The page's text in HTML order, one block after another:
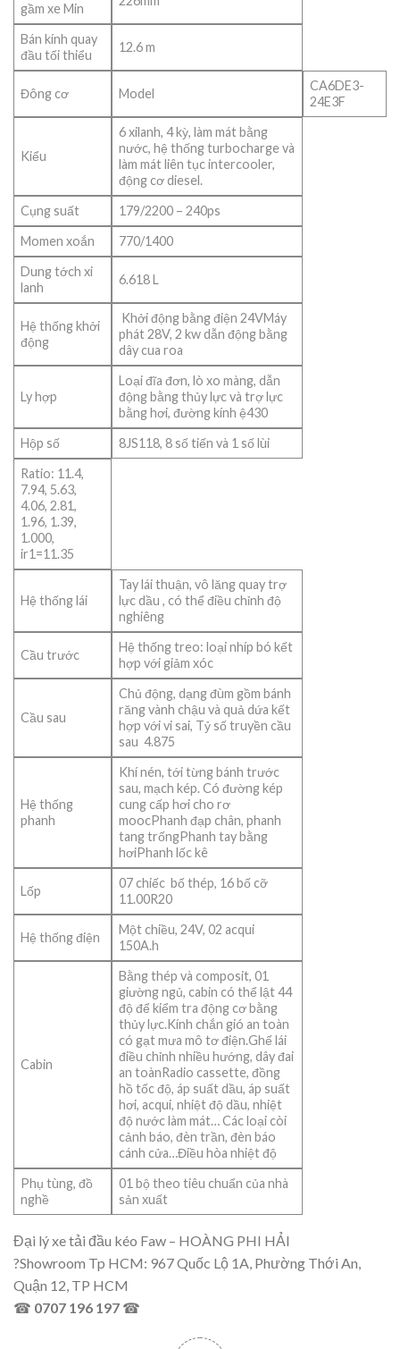
gầm xe Min
Bán kính quay
đầu tối thiểu
12.6 m
Đông cơ Model
CA6DE3-
24E3F
Kiểu
6 xilanh, 4 kỳ, làm mát bằng
nước, hệ thống turbocharge và
làm mát liên tục intercooler,
động cơ diesel.
Cụng suất
179/2200 – 240ps
Momen xoắn
770/1400
Dung tớch xi
lanh
6.618 L
Hệ thống khởi
động
Khởi động bằng điện 24VMáy
phát 28V, 2 kw dẫn động bằng
dây cua roa
Ly hợp
Loại đĩa đơn, lò xo màng, dẫn
động bằng thủy lực và trợ lực
bằng hơi, đường kính ệ430
Hộp số
8JS118, 8 số tiến và 1 số lùi
Ratio: 11.4,
7.94, 5.63,
4.06, 2.81,
1.96, 1.39,
1.000,
ir1=11.35
Hệ thống lái
Tay lái thuận, vô lăng quay trợ
lực dầu , có thể điều chỉnh độ
nghiêng
Cầu trước
Hệ thống treo: loại nhíp bó kết
hợp với giảm xóc
Cầu sau
Chủ động, dạng đùm gồm bánh
răng vành chậu và quả dứa kết
hợp với vi sai, Tỷ số truyền cầu
sau 4.875
Hệ thống
phanh
Khí nén, tới từng bánh trước
sau, mạch kép. Có đường kép
cung cấp hơi cho rơ
moocPhanh đạp chân, phanh
tang trốngPhanh tay bằng
hơiPhanh lốc kê
Lốp
07 chiếc bố thép, 16 bố cỡ
11.00R20
Hệ thống điện
Một chiều, 24V, 02 acqui
150A.h
Cabin
Bằng thép và composit, 01
giường ngủ, cabin có thể lật 44
độ để kiểm tra động cơ bằng
thủy lực.Kính chắn gió an toàn
có gạt mưa mô tơ điện.Ghế lái
điều chỉnh nhiều hướng, dây đai
an toànRadio cassette, đồng
hồ tốc độ, áp suất dầu, áp suất
hơi, acqui, nhiệt độ dầu, nhiệt
độ nước làm mát… Các loại còi
cảnh báo, đèn trần, đèn báo
cánh cửa…Điều hòa nhiệt độ
Phụ tùng, đồ
nghề
01 bộ theo tiêu chuẩn của nhà
sản xuất
Đại lý xe tải đầu kéo Faw – HOÀNG PHI HẢI
?Showroom Tp HCM: 967 Quốc Lộ 1A, Phường Thới An,
Quận 12, TP HCM
☎ 0707 196 197 ☎